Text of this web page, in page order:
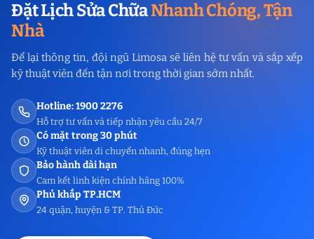
Đặt Lịch Sửa ChữaNhanh Chóng, Tận
Nhà
Để lại thông tin, đội ngũ Limosa sẽ liên hệ tư vấn và sắp xếp
kỹ thuật viên đến tận nơi trong thời gian sớm nhất.
Hotline: 1900 2276
Hỗ trợ tư vấn và tiếp nhận yêu cầu 24/7
Có mặt trong 30 phút
Kỹ thuật viên di chuyển nhanh, đúng hẹn
Bảo hành dài hạn
Cam kết linh kiện chính hãng 100%
Phủ khắp TP.HCM
24 quận, huyện & TP. Thủ Đức